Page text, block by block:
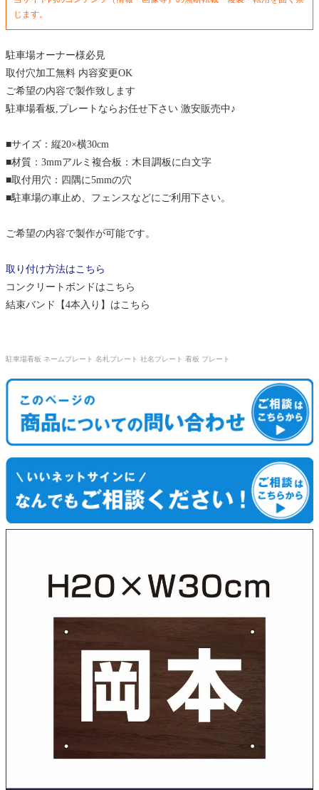
じます。
駐車場オーナー様必見
取付穴加工無料 内容変更OK
ご希望の内容で製作致します
駐車場看板,プレートならお任せ下さい 激安販売中♪
■サイズ：縦20×横30cm
■材質：3mmアルミ複合板：木目調板に白文字
■取付用穴：四隅に5mmの穴
■駐車場の車止め、フェンスなどにご利用下さい。
ご希望の内容で製作が可能です。
取り付け方法はこちら
コンクリートボンドはこちら
結束バンド【4本入り】はこちら
駐車場看板 ネームプレート 名札プレート 社名プレート 看板 プレート